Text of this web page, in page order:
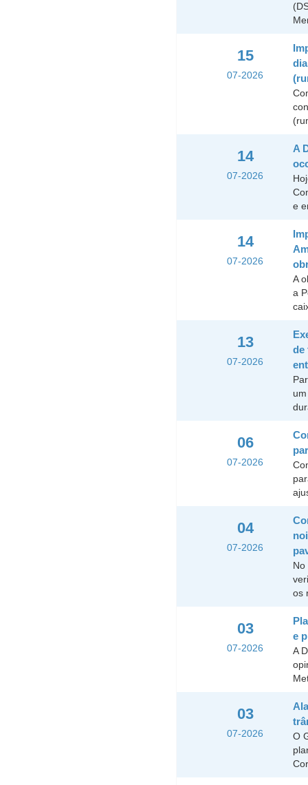
15
07-2026
14
07-2026
A
e
14
07-2026
A
a
13
07-2026
de
06
07-2026
04
07-2026
No
os
03
07-2026
e
A
03
07-2026
O